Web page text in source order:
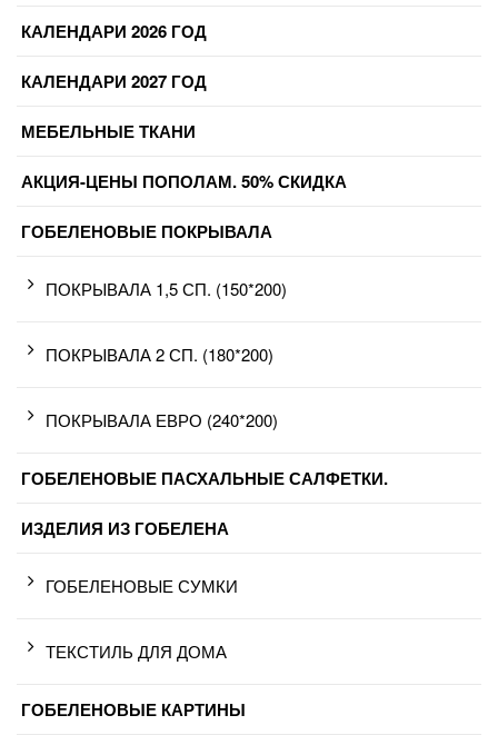
КАЛЕНДАРИ 2026 ГОД
КАЛЕНДАРИ 2027 ГОД
МЕБЕЛЬНЫЕ ТКАНИ
АКЦИЯ-ЦЕНЫ ПОПОЛАМ. 50% СКИДКА
ГОБЕЛЕНОВЫЕ ПОКРЫВАЛА
ПОКРЫВАЛА 1,5 СП. (150*200)
ПОКРЫВАЛА 2 СП. (180*200)
ПОКРЫВАЛА ЕВРО (240*200)
ГОБЕЛЕНОВЫЕ ПАСХАЛЬНЫЕ САЛФЕТКИ.
ИЗДЕЛИЯ ИЗ ГОБЕЛЕНА
ГОБЕЛЕНОВЫЕ СУМКИ
ТЕКСТИЛЬ ДЛЯ ДОМА
ГОБЕЛЕНОВЫЕ КАРТИНЫ